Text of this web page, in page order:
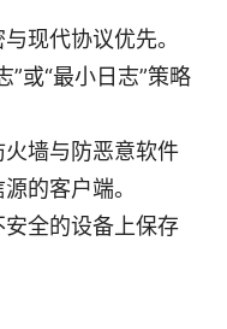
现代协议优先。
”或“最小日志”策略
墙与防恶意软件
的客户端。
全的设备上保存